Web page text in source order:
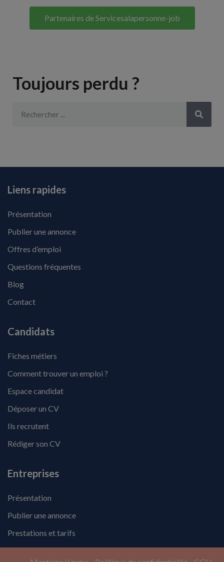
Partenaires de Servicesalapersonne-job
Toujours perdu ?
Liens rapides
Présentation
Publier une annonce
Offres d’emploi
Questions fréquentes
Blog
Contact
Candidats
Fiches métiers
Comment trouver un emploi ?
Espace candidat
Déposer un CV
Ils recrutent
Rédiger son CV
Entreprises
Présentation
Publier une annonce
Prestations et tarifs